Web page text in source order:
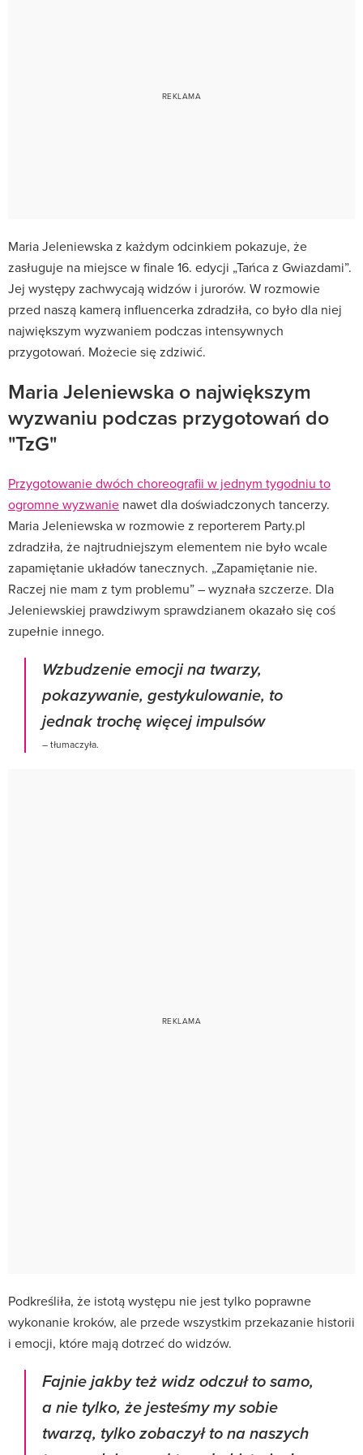
Maria Jeleniewska z każdym odcinkiem pokazuje, że
zasługuje na miejsce w finale 16. edycji „Tańca z Gwiazdami”.
Jej występy zachwycają widzów i jurorów. W rozmowie
przed naszą kamerą influencerka zdradziła, co było dla niej
największym wyzwaniem podczas intensywnych
przygotowań. Możecie się zdziwić.
Maria Jeleniewska o największym
wyzwaniu podczas przygotowań do
"TzG"
Przygotowanie dwóch choreografii w jednym tygodniu to
ogromne wyzwanie nawet dla doświadczonych tancerzy.
Maria Jeleniewska w rozmowie z reporterem Party.pl
zdradziła, że najtrudniejszym elementem nie było wcale
zapamiętanie układów tanecznych. „Zapamiętanie nie.
Raczej nie mam z tym problemu” – wyznała szczerze. Dla
Jeleniewskiej prawdziwym sprawdzianem okazało się coś
zupełnie innego.
Wzbudzenie emocji na twarzy,
pokazywanie, gestykulowanie, to
jednak trochę więcej impulsów
– tłumaczyła.
Podkreśliła, że istotą występu nie jest tylko poprawne
wykonanie kroków, ale przede wszystkim przekazanie historii
i emocji, które mają dotrzeć do widzów.
Fajnie jakby też widz odczuł to samo,
a nie tylko, że jesteśmy my sobie
twarzą, tylko zobaczył to na naszych